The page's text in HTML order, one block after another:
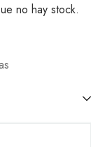
no hay stock.